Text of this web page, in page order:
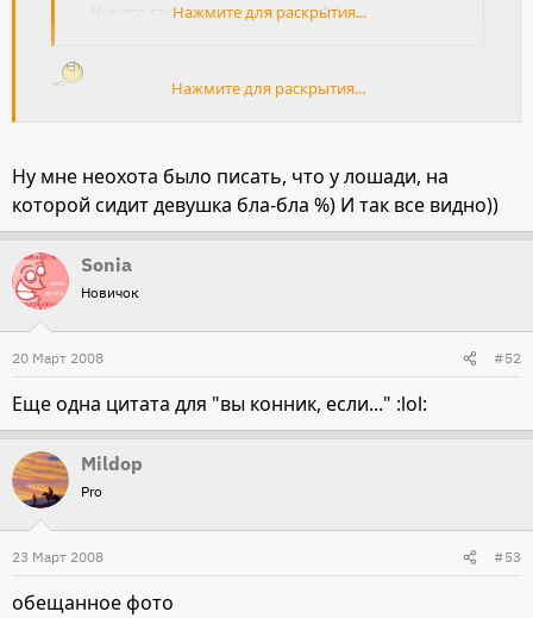
Ничего так уздечка у девушки %)
Нажмите для раскрытия...
Да и у лошади вполне приличная
Нажмите для раскрытия...
Ну мне неохота было писать, что у лошади, на
которой сидит девушка бла-бла %) И так все видно))
Sonia
Новичок
20 Март 2008 #52
Еще одна цитата для "вы конник, если..." :lol:
Mildop
Pro
23 Март 2008 #53
обещанное фото